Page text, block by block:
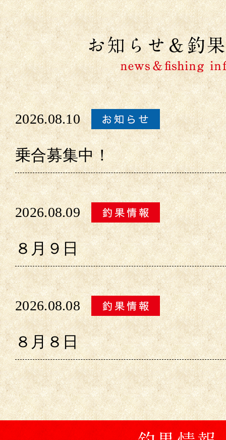
2026.08.10
乗合募集中！
2026.08.09
８月９日
2026.08.08
８月８日